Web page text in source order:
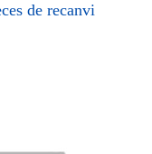
de recanvi